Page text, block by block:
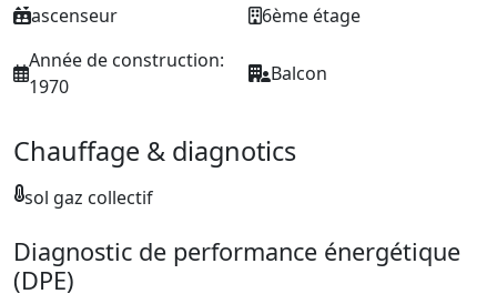
ascenseur
6ème étage
Année de construction:
1970
Balcon
Chauffage & diagnotics
sol gaz collectif
Diagnostic de performance énergétique
(DPE)